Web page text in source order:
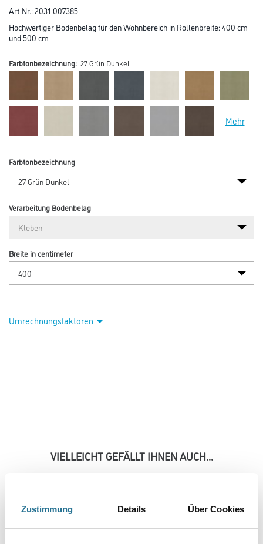
Zustimmung Details Über Cookies
Art-Nr.:2031-007385
Hochwertiger Bodenbelag für den Wohnbereich in Rollenbreite: 400 cm
und 500 cm
Farbtonbezeichnung: 27 Grün Dunkel
Mehr
Farbtonbezeichnung
Verarbeitung Bodenbelag
Breite in centimeter
Umrechnungsfaktoren
VIELLEICHT GEFÄLLT IHNEN AUCH...